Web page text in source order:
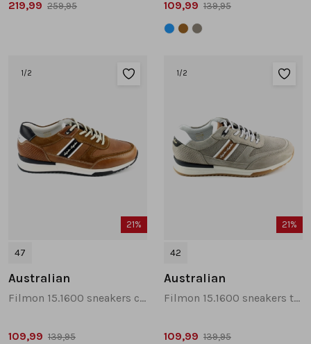
219,99 259,95 109,99 139,95
1 /2
21%
47
Australian
Filmon 15.1600 sneakers cognac
109,99 139,95
1 /2
21%
42
Australian
Filmon 15.1600 sneakers taupe
109,99 139,95